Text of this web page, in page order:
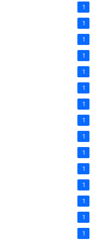
1
1
1
1
1
1
1
1
1
1
1
1
1
1
1